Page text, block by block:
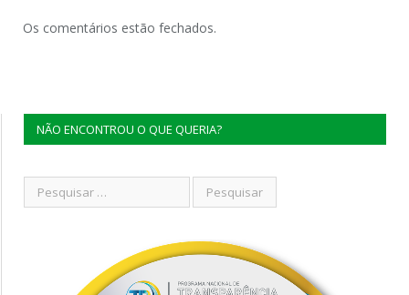
Os comentários estão fechados.
NÃO ENCONTROU O QUE QUERIA?